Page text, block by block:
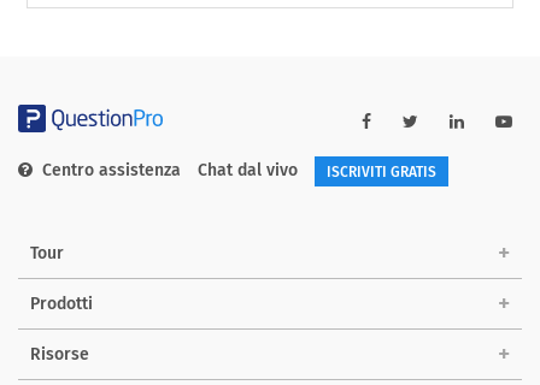
Centro assistenza Chat dal vivo ISCRIVITI GRATIS
Tour
Prodotti
Risorse